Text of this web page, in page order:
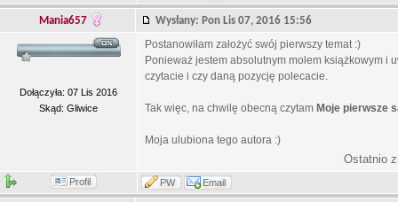
Mania657 Wysłany: Pon Lis 07, 2016 15:56
Dołączyła: 07 Lis 2016
Skąd: Gliwice
Postanowiłam założyć swój pierwszy temat :)
Ponieważ jestem absolutnym molem książkowym i
czytacie i czy daną pozycję polecacie.
Tak więc, na chwilę obecną czytam Moje pierwsze
Moja ulubiona tego autora :)
Ostatnio
Profil PW Email